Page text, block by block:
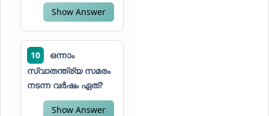
Show Answer
10
ഒന്നാം
സ്വാതന്ത്ര്യ സമരം
നടന്ന വർഷം ഏത്?
Show Answer